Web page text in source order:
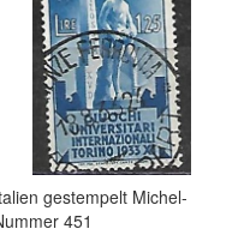
gestempelt Michel-
451